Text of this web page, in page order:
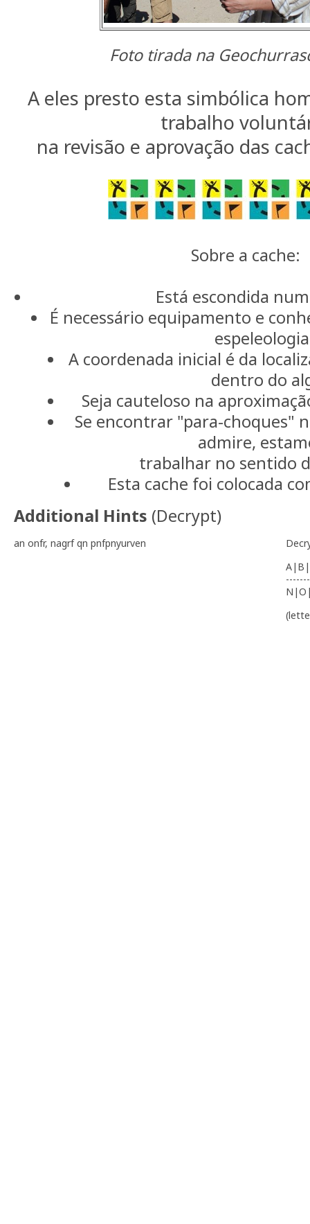
Foto tirada na
A eles presto esta simbólica
trabalho
na revisão e aprovação das
Sobre a cache:
Está escondida
É necessário equipamento e
espeleologia
A coordenada inicial é da
dentro do
Seja cauteloso na
Se encontrar "para-choques"
admire,
trabalhar no sentido
Esta cache foi colocada
Additional Hints (Decrypt)
an onfr, nagrf qn pnfpnyurven